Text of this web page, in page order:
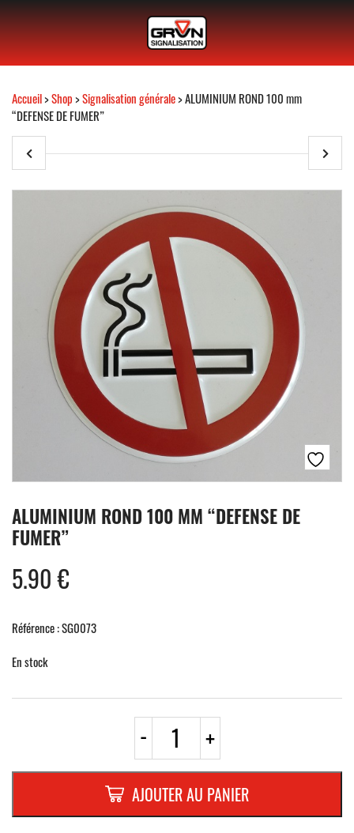
Accueil>Shop>Signalisation générale> ALUMINIUM ROND 100 mm
“DEFENSE DE FUMER”
ALUMINIUM ROND 100 MM “DEFENSE DE
FUMER”
5.90€
Référence : SG0073
En stock
- quantité
ALUMINIUM
ROND
100
mm
"DEFENSE
+
AJOUTER AU PANIER